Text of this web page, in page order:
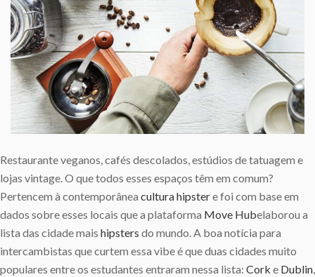
Restaurante veganos, cafés descolados, estúdios de tatuagem e
lojas vintage. O que todos esses espaços têm em comum?
Pertencem à contemporânea culturahipstere foi com base em
dados sobre esses locais que a plataforma Move Hubelaborou a
lista das cidade mais hipsters do mundo. A boa notícia para
intercambistas que curtem essa vibe é que duas cidades muito
populares entre os estudantes entraram nessa lista: Cork e Dublin,